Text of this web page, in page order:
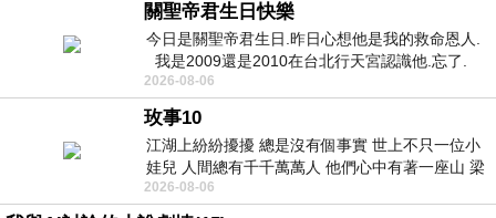
關聖帝君生日快樂
今日是關聖帝君生日.昨日心想他是我的救命恩人.
我是2009還是2010在台北行天宮認識他.忘了.
一個奇摩交友的網友學
2026-08-06
玫事10
江湖上紛紛擾擾 總是沒有個事實 世上不只一位小
娃兒 人間總有千千萬萬人 他們心中有著一座山 梁
山佛山泰華衡恆嵩 一山之高
2026-08-06